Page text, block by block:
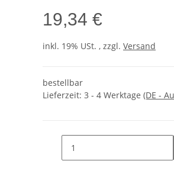
19,34 €
inkl. 19% USt. , zzgl. Versand
bestellbar
Lieferzeit: 3 - 4 Werktage (DE -